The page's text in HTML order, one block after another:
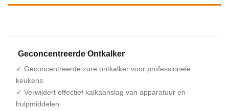
Geconcentreerde Ontkalker
✓ Geconcentreerde zure ontkalker voor professionele
keukens
✓ Verwijdert effectief kalkaanslag van apparatuur en
hulpmiddelen